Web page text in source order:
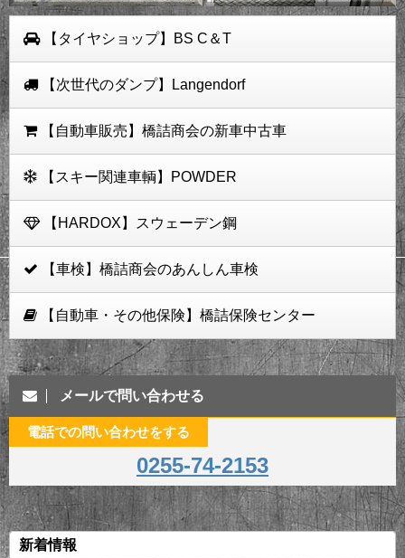
【タイヤショップ】BS C＆T
【次世代のダンプ】Langendorf
【自動車販売】橋詰商会の新車中古車
【スキー関連車輌】POWDER
【HARDOX】スウェーデン鋼
【車検】橋詰商会のあんしん車検
【自動車・その他保険】橋詰保険センター
メールで問い合わせる
電話での問い合わせをする
0255-74-2153
新着情報